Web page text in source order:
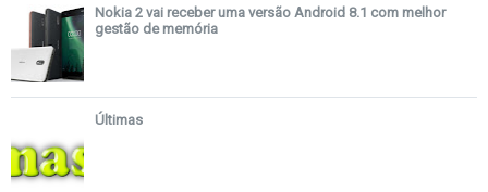
Nokia 2 vai receber uma versão Android 8.1 com melhor
gestão de memória
Últimas